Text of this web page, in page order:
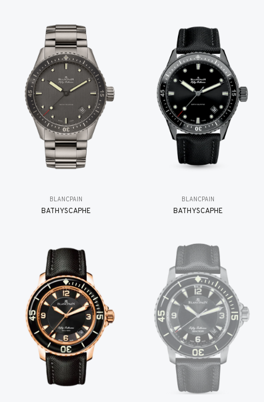
BLANCPAIN
BATHYSCAPHE
BLANCPAIN
BATHYSCAPHE